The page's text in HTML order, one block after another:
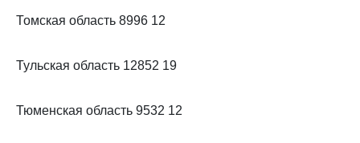
Томская область 8996 12
Тульская область 12852 19
Тюменская область 9532 12